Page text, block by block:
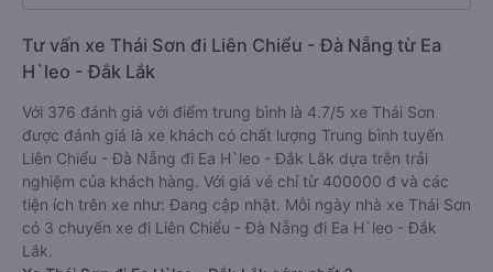
Tư vấn xe Thái Sơn đi Liên Chiểu - Đà Nẵng từ Ea
H`leo - Đắk Lắk
Với 376 đánh giá với điểm trung bình là 4.7/5 xe Thái Sơn
được đánh giá là xe khách có chất lượng Trung bình tuyến
Liên Chiểu - Đà Nẵng đi Ea H`leo - Đắk Lắk dựa trên trải
nghiệm của khách hàng. Với giá vé chỉ từ 400000 đ và các
tiện ích trên xe như: Đang cập nhật. Mỗi ngày nhà xe Thái Sơn
có 3 chuyến xe đi Liên Chiểu - Đà Nẵng đi Ea H`leo - Đắk
Lắk.